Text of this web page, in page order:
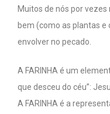
Muitos de nós por
bem (como as plantas e
envolver no pecado.
A FARINHA é um
que desceu do céu”:
A FARINHA é a